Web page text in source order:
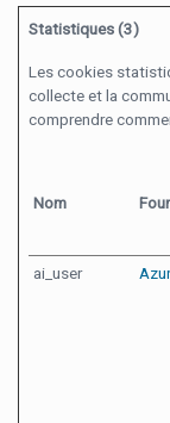
Statistiques (3)
Les cookies
collecte et la
comprendre
Nom
ai_user